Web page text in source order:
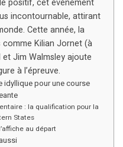
positif, cet événement
incontournable, attirant
Cette année, la
Kilian Jornet (à
Jim Walmsley ajoute
à l’épreuve.
idyllique pour une course
: la qualification pour la
States
au départ